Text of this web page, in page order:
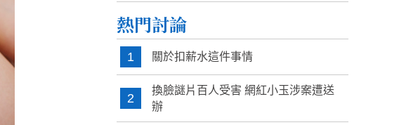
熱門討論
1 關於扣薪水這件事情
2
換臉謎片百人受害 網紅小玉涉案遭送
辦